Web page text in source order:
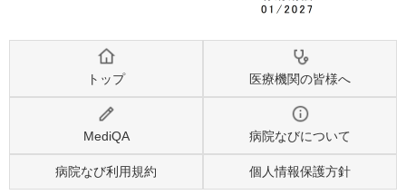
トップ 医療機関の皆様へ
MediQA 病院なびについて
病院なび利用規約 個人情報保護方針